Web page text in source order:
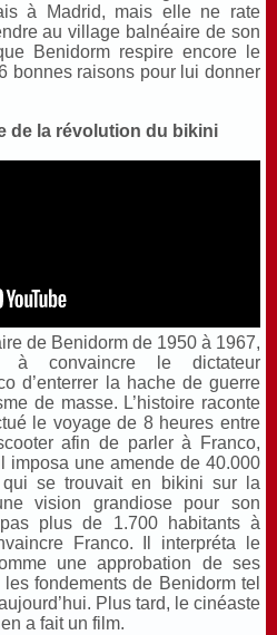
à Madrid, mais elle ne rate
au village balnéaire de son
Benidorm respire encore le
bonnes raisons pour lui donner
de la révolution du bikini
de Benidorm de 1950 à 1967,
convaincre le dictateur
d’enterrer la hache de guerre
de masse. L’histoire raconte
le voyage de 8 heures entre
afin de parler à Franco,
imposa une amende de 40.000
se trouvait en bikini sur la
vision grandiose pour son
plus de 1.700 habitants à
Franco. Il interpréta le
une approbation de ses
fondements de Benidorm tel
Plus tard, le cinéaste
a fait un film.